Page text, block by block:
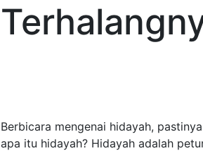
Berbicara mengenai hidayah,
apa itu hidayah? Hidayah adalah